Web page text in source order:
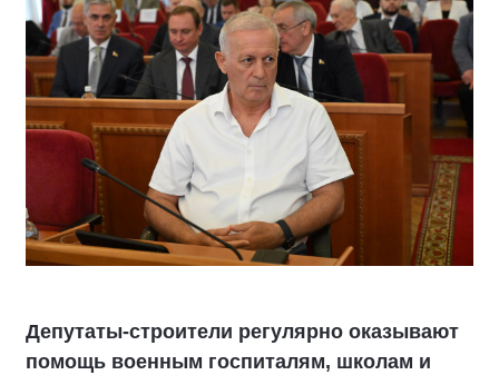
Депутаты-строители регулярно оказывают
помощь военным госпиталям, школам и